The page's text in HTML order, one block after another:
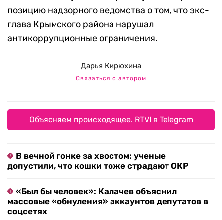
позицию надзорного ведомства о том, что экс-
глава Крымского района нарушал
антикоррупционные ограничения.
Дарья Кирюхина
Связаться с автором
Объясняем происходящее. RTVI в Telegram
В вечной гонке за хвостом: ученые
допустили, что кошки тоже страдают ОКР
«Был бы человек»: Калачев объяснил
массовые «обнуления» аккаунтов депутатов в
соцсетях